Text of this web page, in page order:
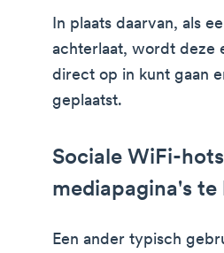
In plaats daarvan, als
achterlaat, wordt deze
direct op in kunt gaan
geplaatst.
Sociale WiFi-
mediapagina's
Een ander typisch